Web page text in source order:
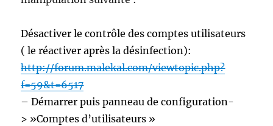
Désactiver le contrôle des comptes utilisateurs
( le réactiver après la désinfection):
http://forum.malekal.com/viewtopic.php?
f=59&t=6517
– Démarrer puis panneau de configuration-
> »Comptes d’utilisateurs »